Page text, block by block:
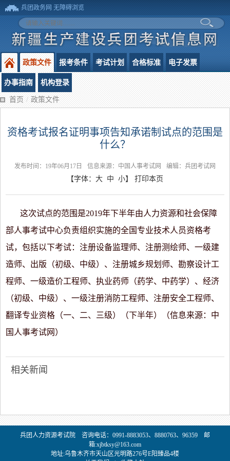
兵团政务网 无障碍浏览
政策文件 报考条件 考试计划 合格标准 电子发票
办事指南 机构登录
首页 / 政策文件
资格考试报名证明事项告知承诺制试点的范围是
什么？
发布时间：19年06月17日 信息来源：中国人事考试网 编辑：兵团考试网
【字体： 大 中 小】 打印本页
这次试点的范围是2019年下半年由人力资源和社会保障
部人事考试中心负责组织实施的全国专业技术人员资格考
试，包括以下考试：注册设备监理师、注册测绘师、一级建
造师、出版（初级、中级）、注册城乡规划师、勘察设计工
程师、一级造价工程师、执业药师（药学、中药学）、经济
（初级、中级）、一级注册消防工程师、注册安全工程师、
翻译专业资格（一、二、三级）（下半年）（信息来源：中
国人事考试网）
相关新闻
兵团人力资源考试院 咨询电话：0991-8883053、8880763、96359 邮
箱:xjbtksy@163.com
地址:乌鲁木齐市天山区光明路276号E阳臻品4楼